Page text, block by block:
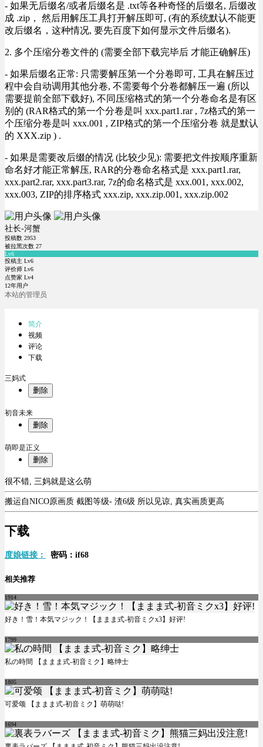
- 如果无后缀名/或者后缀名是 .txt等各种奇怪的后缀名, 后缀改
成 .zip， 然后用解压工具打开解压即可, (有的系统默认不能更
改后缀名，这种情况, 要先百度下如何显示文件后缀名).
2. 多个压缩分卷文件的 (需要全部下载完毕后 才能正确解压)
- 如果后缀名正常: 只需要解压第一个分卷即可, 工具在解压过
程中会自动调用其他分卷, 不需要每个分卷都解压一遍 (所以
需要提前全部下载好), 不同压缩格式的第一个分卷命名是有区
别的 (RAR格式的第一个分卷是叫 xxx.part1.rar , 7z格式的第一
个压缩分卷是叫 xxx.001 , ZIP格式的第一个压缩分卷 就是默认
的 XXX.zip ) .
- 如果是需要改后缀的情况 (比较少见): 需要把文件按顺序重新
命名好才能正常解压, RAR的分卷命名格式是 xxx.part1.rar,
xxx.part2.rar, xxx.part3.rar, 7z的命名格式是 xxx.001, xxx.002,
xxx.003, ZIP的排序格式 xxx.zip, xxx.zip.001, xxx.zip.002
社长-河蟹
投稿数 2953
被拉黑次数 27
Lv6
投稿主 Lv6
评价师 Lv6
点赞家 Lv4
12年用户
本站的管理员
简介
视频
评论
下载
三妈式
删除
初音未来
删除
萌即是正义
删除
很不错, 三妈就是这么萌
搬运自NICO原画质 截图等级- 渣6级 所以见谅, 真实画质更高
下载
度娘链接： 密码：if68
相关推荐
1914
好き！雪！本気マジック！【ままま式-初音ミクx3】好评!
1799
私の時間 【ままま式-初音ミク】略绅士
1805
可爱颂 【ままま式-初音ミク】萌萌哒!
1694